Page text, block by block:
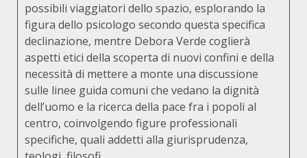
possibili viaggiatori dello spazio, esplorando la
figura dello psicologo secondo questa specifica
declinazione, mentre Debora Verde coglierà
aspetti etici della scoperta di nuovi confini e della
necessità di mettere a monte una discussione
sulle linee guida comuni che vedano la dignità
dell’uomo e la ricerca della pace fra i popoli al
centro, coinvolgendo figure professionali
specifiche, quali addetti alla giurisprudenza,